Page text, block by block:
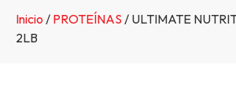
Inicio / PROTEÍNAS / ULTIMATE
2LB